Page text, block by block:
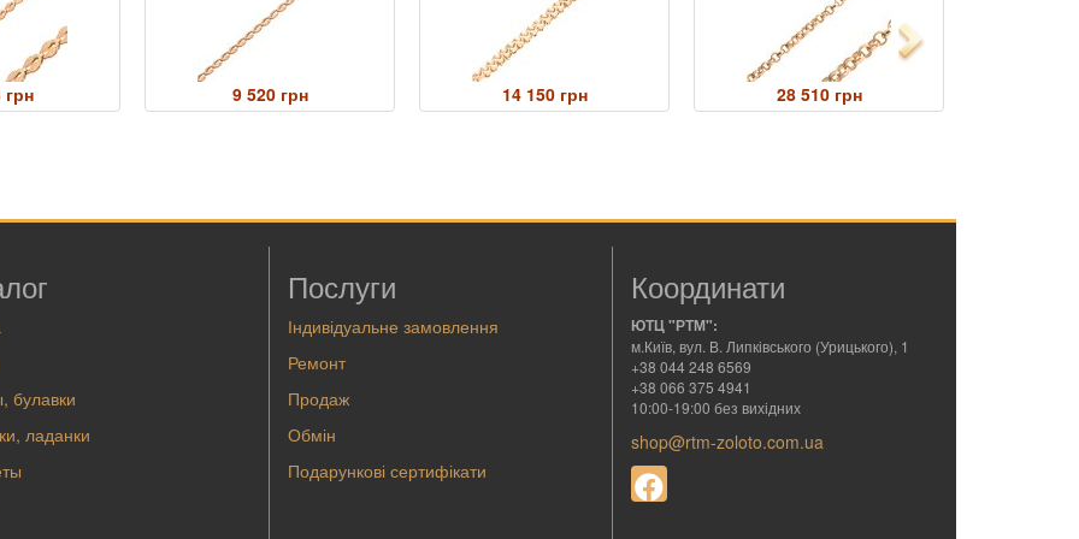
грн 9 520 грн 14 150 грн 28 510 грн
Next
булавки
ладанки
Послуги
Індивідуальне замовлення
Ремонт
Продаж
Обмін
Подарункові сертифікати
Координати
ЮТЦ "РТМ":
м.Київ, вул. В. Липківського (Урицького), 1
+38 044 248 6569
+38 066 375 4941
10:00-19:00 без вихідних
shop@rtm-zoloto.com.ua